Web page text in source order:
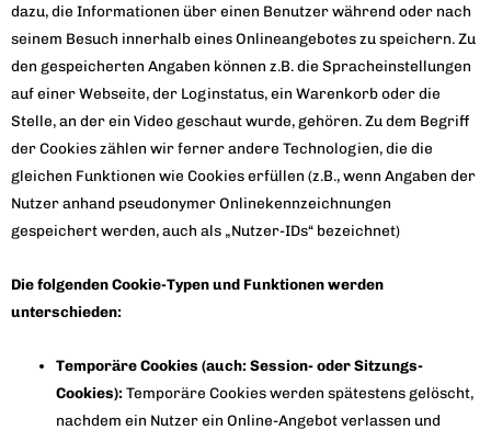
dazu, die Informationen über einen Benutzer während oder nach
seinem Besuch innerhalb eines Onlineangebotes zu speichern. Zu
den gespeicherten Angaben können z.B. die Spracheinstellungen
auf einer Webseite, der Loginstatus, ein Warenkorb oder die
Stelle, an der ein Video geschaut wurde, gehören. Zu dem Begriff
der Cookies zählen wir ferner andere Technologien, die die
gleichen Funktionen wie Cookies erfüllen (z.B., wenn Angaben der
Nutzer anhand pseudonymer Onlinekennzeichnungen
gespeichert werden, auch als „Nutzer-IDs“ bezeichnet)
Die folgenden Cookie-Typen und Funktionen werden
unterschieden:
Temporäre Cookies (auch: Session- oder Sitzungs-
Cookies): Temporäre Cookies werden spätestens gelöscht,
nachdem ein Nutzer ein Online-Angebot verlassen und